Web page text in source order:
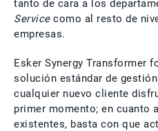
tanto de cara a los
Servicecomo al resto de
empresas.
Esker Synergy Transformer
solución estándar de
cualquier nuevo cliente
primer momento; en cuanto
existentes, basta con que